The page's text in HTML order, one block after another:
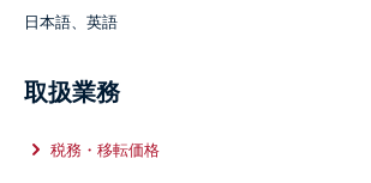
日本語、英語
取扱業務
税務・移転価格